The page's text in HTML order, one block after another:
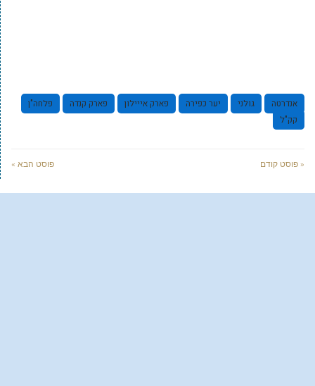
אנדרטה גולני יער כפירה פארק אייילון פארק קנדה
פלחה"ן
קק"ל
« פוסט קודם פוסט הבא »